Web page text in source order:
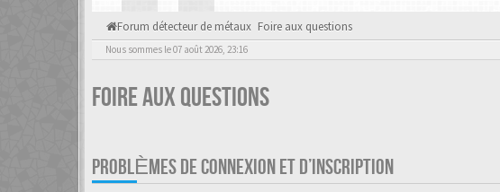
Forum détecteur de métaux Foire aux questions
Nous sommes le 07 août 2026, 23:16
Foire aux questions
PROBLÈMES DE CONNEXION ET D’INSCRIPTION